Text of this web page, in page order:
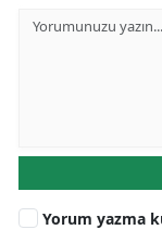
Yorum yazma